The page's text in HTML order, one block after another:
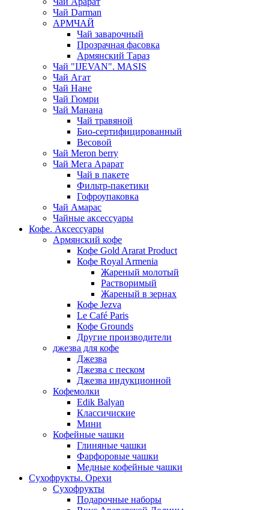
Чай Darman
АРМЧАЙ
Чай заварочный
Прозрачная фасовка
Армянский Тараз
Чай "IJEVAN". MASIS
Чай Агат
Чай Нане
Чай Гюмри
Чай Манана
Чай травяной
Био-сертифицированный
Весовой
Чай Meron berry
Чай Мега Арарат
Чай в пакете
Фильтр-пакетики
Гофроупаковка
Чай Амарас
Чайные аксессуары
Кофе. Аксессуары
Армянский кофе
Кофе Gold Ararat Product
Кофе Royal Armenia
Жареный молотый
Растворимый
Жареный в зернах
Кофе Jezva
Le Café Paris
Кофе Grounds
Другие производители
джезва для кофе
Джезва
Джезва с песком
Джезва индукционной
Кофемолки
Edik Balyan
Классичиские
Мини
Кофейные чашки
Глиняные чашки
Фарфоровые чашки
Медные кофейные чашки
Сухофрукты. Орехи
Сухофрукты
Подарочные наборы